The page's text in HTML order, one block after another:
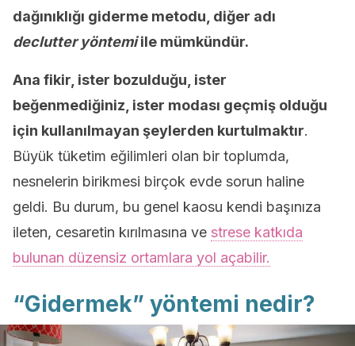
dağınıklığı giderme metodu, diğer adı
declutter yöntemiile mümkündür.
Ana fikir, ister bozulduğu, ister
beğenmediğiniz, ister modası geçmiş olduğu
için kullanılmayan şeylerden kurtulmaktır.
Büyük tüketim eğilimleri olan bir toplumda,
nesnelerin birikmesi birçok evde sorun haline
geldi. Bu durum, bu genel kaosu kendi başınıza
ileten, cesaretin kırılmasına ve strese katkıda
bulunan düzensiz ortamlara yol açabilir.
“Gidermek” yöntemi nedir?